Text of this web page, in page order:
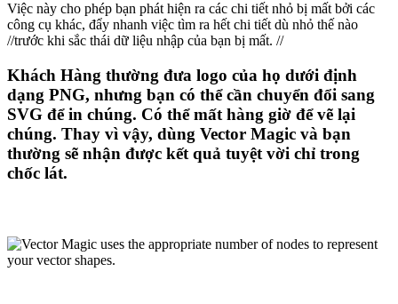
Việc này cho phép bạn phát hiện ra các chi tiết nhỏ bị mất bởi các
công cụ khác, đẩy nhanh việc tìm ra hết chi tiết dù nhỏ thế nào
//trước khi sắc thái dữ liệu nhập của bạn bị mất. //
Khách Hàng thường đưa logo của họ dưới định
dạng PNG, nhưng bạn có thể cần chuyển đổi sang
SVG để in chúng. Có thể mất hàng giờ để vẽ lại
chúng. Thay vì vậy, dùng Vector Magic và bạn
thường sẽ nhận được kết quả tuyệt vời chỉ trong
chốc lát.